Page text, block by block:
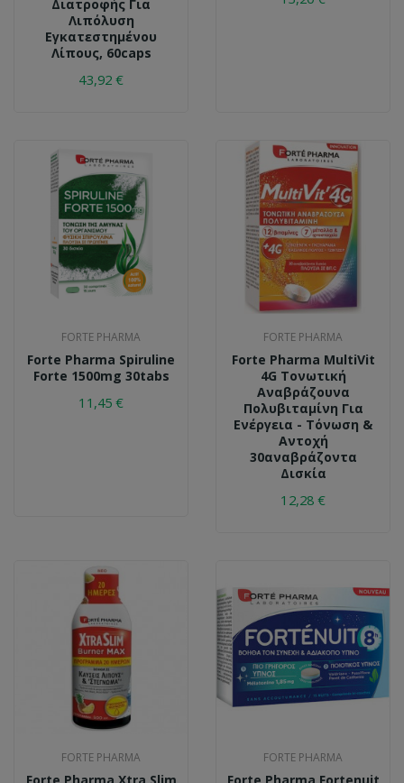
Διατροφής Για
Λιπόλυση
Εγκατεστημένου
Λίπους, 60caps
43,92 €
FORTE PHARMA
Forte Pharma Spiruline
Forte 1500mg 30tabs
11,45 €
FORTE PHARMA
Forte Pharma MultiVit
4G Τονωτική
Αναβράζουνα
Πολυβιταμίνη Για
Ενέργεια - Τόνωση &
Αντοχή
30αναβράζοντα
Δισκία
12,28 €
FORTE PHARMA FORTE PHARMA